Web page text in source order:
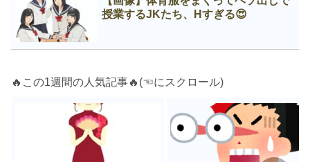
授業するJKたち、Нすぎる😍
🔥この1週間の人気記事🔥(☜にスクロール)